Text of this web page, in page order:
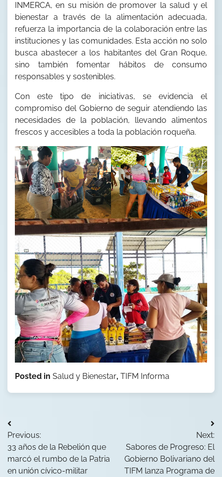
INMERCA, en su misión de promover la salud y el
bienestar a través de la alimentación adecuada,
refuerza la importancia de la colaboración entre las
instituciones y las comunidades. Esta acción no solo
busca abastecer a los habitantes del Gran Roque,
sino también fomentar hábitos de consumo
responsables y sostenibles.
Con este tipo de iniciativas, se evidencia el
compromiso del Gobierno de seguir atendiendo las
necesidades de la población, llevando alimentos
frescos y accesibles a toda la población roqueña.
Posted in Salud y Bienestar, TIFM Informa
Navegación
de
entradas
Previous:
33 años de la Rebelión que
marcó el rumbo de la Patria
en unión cívico-militar
Next:
Sabores de Progreso: El
Gobierno Bolivariano del
TIFM lanza Programa de